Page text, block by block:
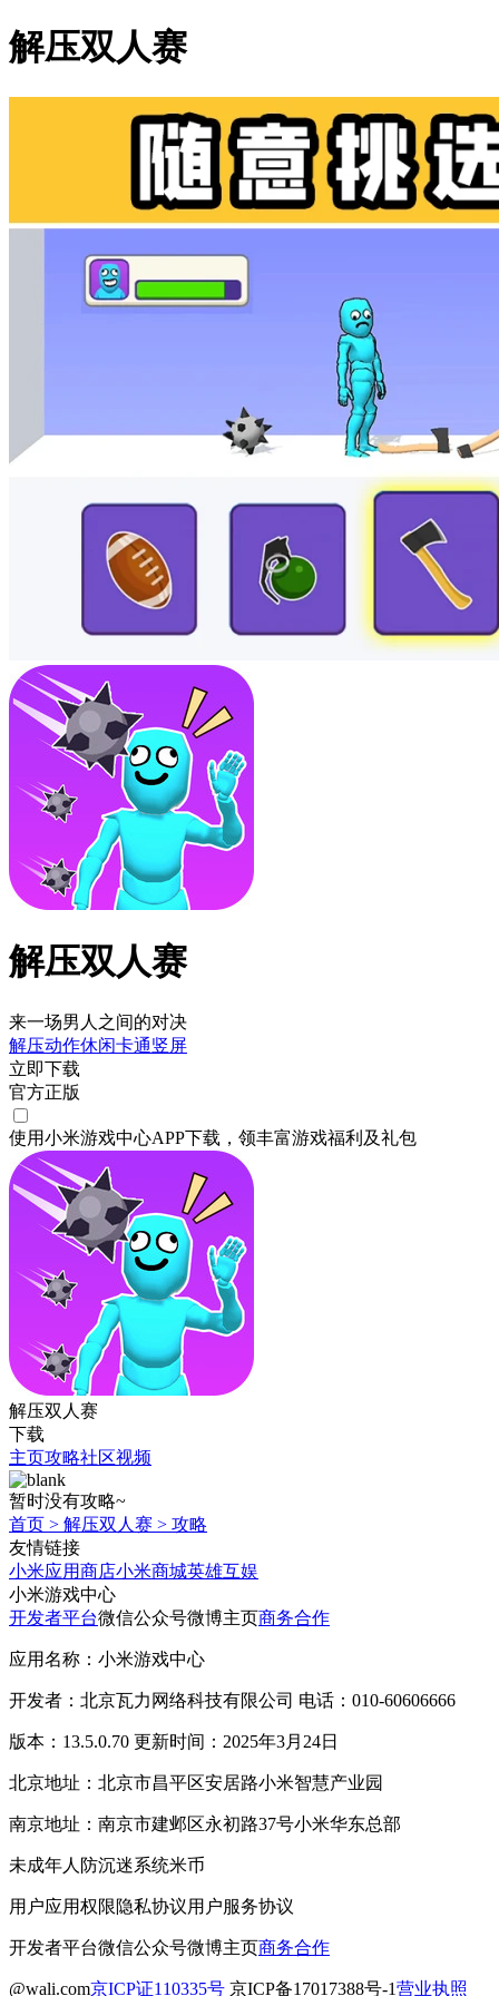
解压双人赛
解压双人赛
来一场男人之间的对决
解压动作休闲卡通竖屏
立即下载
官方正版
使用小米游戏中心APP下载 ，领丰富游戏福利 及礼包
解压双人赛
下载
主页攻略社区视频
暂时没有攻略~
首页 > 解压双人赛 > 攻略
友情链接
小米应用商店小米商城英雄互娱
小米游戏中心
开发者平台微信公众号微博主页商务合作
应用名称：小米游戏中心
开发者：北京瓦力网络科技有限公司 电话：010-60606666
版本：13.5.0.70 更新时间：2025年3月24日
北京地址：北京市昌平区安居路小米智慧产业园
南京地址：南京市建邺区永初路37号小米华东总部
未成年人防沉迷系统米币
用户应用权限隐私协议用户服务协议
开发者平台微信公众号微博主页商务合作
@wali.com京ICP证110335号 京ICP备17017388号-1营业执照